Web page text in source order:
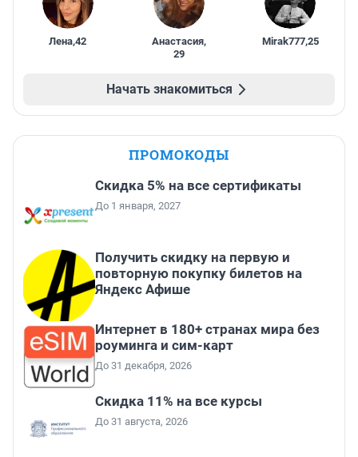
Лена,42 Анастасия,
29
Mirak777,25
Начать знакомиться
ПРОМОКОДЫ
Скидка 5% на все сертификаты
До 1 января, 2027
Получить скидку на первую и
повторную покупку билетов на
Яндекс Афише
Интернет в 180+ странах мира без
роуминга и сим-карт
До 31 декабря, 2026
Скидка 11% на все курсы
До 31 августа, 2026